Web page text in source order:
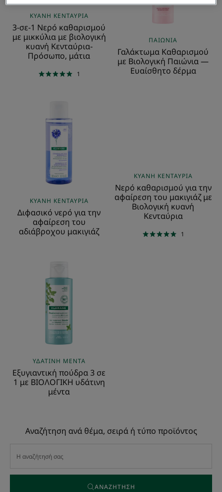
βιολογική
κυανή
Κενταύρια-
Πρόσωπο,
μάτια
ΚΥΑΝΉ ΚΕΝΤΑΎΡΙΑ
3-σε-1 Νερό καθαρισμού
με μικκύλια με βιολογική
κυανή Κενταύρια-
Πρόσωπο, μάτια
1
Ευαίσθητο
δέρμα
ΠΑΙΏΝΙΑ
Γαλάκτωμα Καθαρισμού
με Βιολογική Παιώνια —
Ευαίσθητο δέρμα
για
την
αφαίρεση
του
αδιάβροχου
μακιγιάζ
ΚΥΑΝΉ ΚΕΝΤΑΎΡΙΑ
Διφασικό νερό για την
αφαίρεση του
αδιάβροχου μακιγιάζ
μακιγιάζ
Βιολογική
κυανή
Κενταύρια
ΚΥΑΝΉ ΚΕΝΤΑΎΡΙΑ
Νερό καθαρισμού για την
αφαίρεση του μακιγιάζ με
Βιολογική κυανή
Κενταύρια
1
3
σε
1
με
ΒΙΟΛΟΓΙΚΗ
υδάτινη
ΥΔΆΤΙΝΗ ΜΈΝΤΑ
Εξυγιαντική πούδρα 3 σε
1 με ΒΙΟΛΟΓΙΚΗ υδάτινη
μέντα
Αναζήτηση ανά θέμα, σειρά ή τύπο προϊόντος
ΑΝΑΖΉΤΗΣΗ